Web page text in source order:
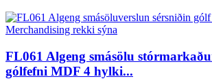
FL061 Algeng smásölu
gólfefni MDF 4 hylki...